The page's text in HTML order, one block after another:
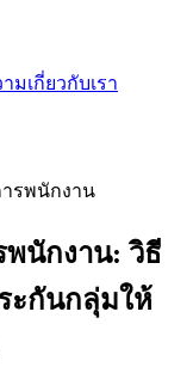
มเกี่ยวกับเรา
รพนักงาน
พนักงาน: วิธี
ะกันกลุ่มให้